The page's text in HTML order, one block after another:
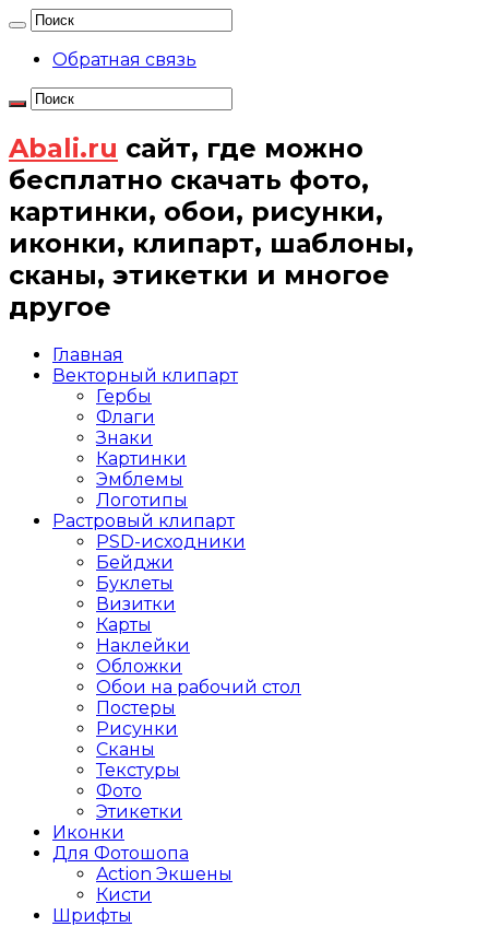
Обратная связь
Abali.ru сайт, где можно
бесплатно скачать фото,
картинки, обои, рисунки,
иконки, клипарт, шаблоны,
сканы, этикетки и многое
другое
Главная
Векторный клипарт
Гербы
Флаги
Знаки
Картинки
Эмблемы
Логотипы
Растровый клипарт
PSD-исходники
Бейджи
Буклеты
Визитки
Карты
Наклейки
Обложки
Обои на рабочий стол
Постеры
Рисунки
Сканы
Текстуры
Фото
Этикетки
Иконки
Для Фотошопа
Action Экшены
Кисти
Шрифты